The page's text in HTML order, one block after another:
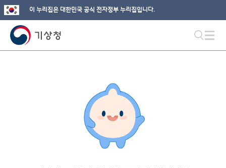
이 누리집은 대한민국 공식 전자정부 누리집입니다.